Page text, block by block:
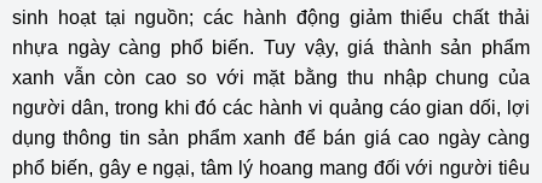
sinh hoạt tại nguồn; các hành động giảm thiểu chất thải
nhựa ngày càng phổ biến. Tuy vậy, giá thành sản phẩm
xanh vẫn còn cao so với mặt bằng thu nhập chung của
người dân, trong khi đó các hành vi quảng cáo gian dối, lợi
dụng thông tin sản phẩm xanh để bán giá cao ngày càng
phổ biến, gây e ngại, tâm lý hoang mang đối với người tiêu